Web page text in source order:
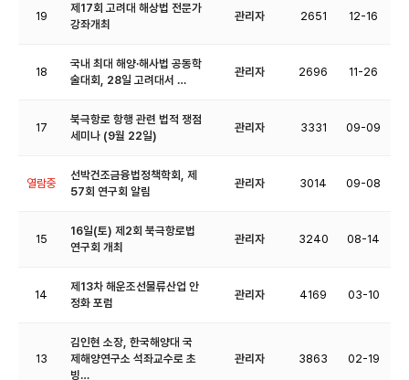
19
제17회 고려대 해상법 전문가
강좌개최
관리자 2651 12-16
18
국내 최대 해양·해사법 공동학
술대회, 28일 고려대서 …
관리자 2696 11-26
17
북극항로 항행 관련 법적 쟁점
세미나 (9월 22일)
관리자 3331 09-09
열람중
선박건조금융법정책학회, 제
57회 연구회 알림
관리자 3014 09-08
15
16일(토) 제2회 북극항로법
연구회 개최
관리자 3240 08-14
14
제13차 해운조선물류산업 안
정화 포럼
관리자 4169 03-10
13
김인현 소장, 한국해양대 국
제해양연구소 석좌교수로 초
빙…
관리자 3863 02-19